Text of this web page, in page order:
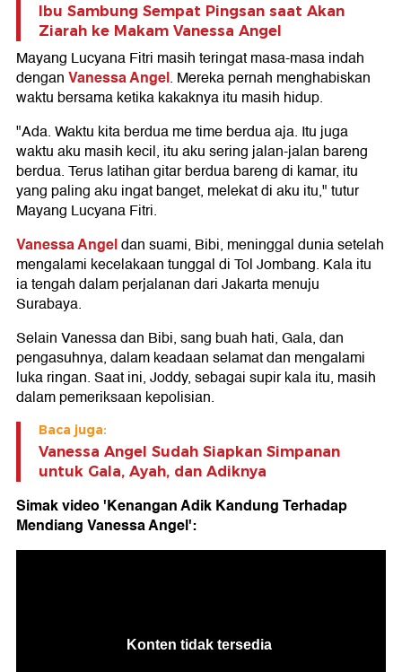
Ibu Sambung Sempat Pingsan saat Akan
Ziarah ke Makam Vanessa Angel
Mayang Lucyana Fitri masih teringat masa-masa indah
denganVanessa Angel. Mereka pernah menghabiskan
waktu bersama ketika kakaknya itu masih hidup.
"Ada. Waktu kita berdua me time berdua aja. Itu juga
waktu aku masih kecil, itu aku sering jalan-jalan bareng
berdua. Terus latihan gitar berdua bareng di kamar, itu
yang paling aku ingat banget, melekat di aku itu," tutur
Mayang Lucyana Fitri.
Vanessa Angeldan suami, Bibi, meninggal dunia setelah
mengalami kecelakaan tunggal di Tol Jombang. Kala itu
ia tengah dalam perjalanan dari Jakarta menuju
Surabaya.
Selain Vanessa dan Bibi, sang buah hati, Gala, dan
pengasuhnya, dalam keadaan selamat dan mengalami
luka ringan. Saat ini, Joddy, sebagai supir kala itu, masih
dalam pemeriksaan kepolisian.
Baca juga:
Vanessa Angel Sudah Siapkan Simpanan
untuk Gala, Ayah, dan Adiknya
Simak video 'Kenangan Adik Kandung Terhadap
Mendiang Vanessa Angel':